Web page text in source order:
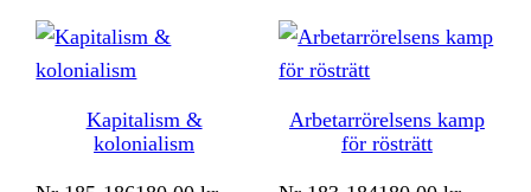
Kapitalism &
kolonialism
Arbetarrörelsens kamp
för rösträtt